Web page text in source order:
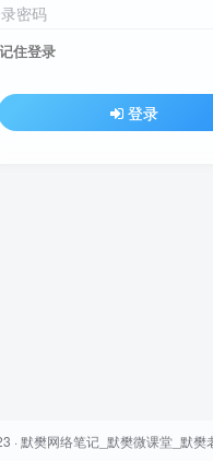
密码
记住登录
登录
· 默樊网络笔记_默樊微课堂_默樊